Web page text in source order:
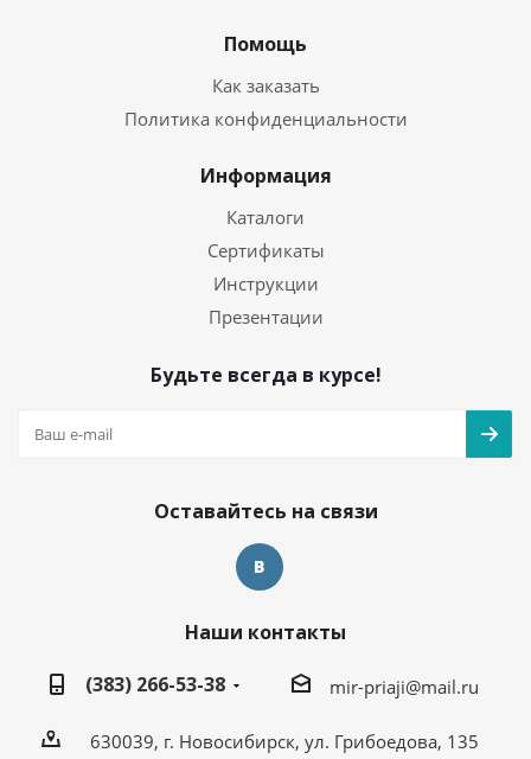
Помощь
Как заказать
Политика конфиденциальности
Информация
Каталоги
Сертификаты
Инструкции
Презентации
Будьте всегда в курсе!
Оставайтесь на связи
Наши контакты
(383) 266-53-38
mir-priaji@mail.ru
630039, г. Новосибирск, ул. Грибоедова, 135